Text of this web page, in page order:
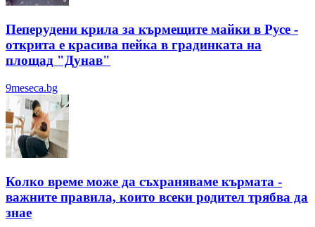
Пеперудени крила за кърмещите майки в Русе -
открита е красива пейка в градинката на
площад "Дунав"
9meseca.bg
Колко време може да съхраняваме кърмата -
важните правила, които всеки родител трябва да
знае